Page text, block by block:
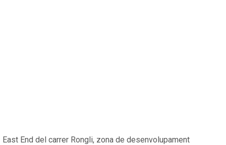
East End del carrer Rongli, zona de desenvolupament